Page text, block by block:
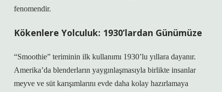
fenomendir.
Kökenlere Yolculuk: 1930’lardan Günümüze
“Smoothie” teriminin ilk kullanımı 1930’lu yıllara dayanır.
Amerika’da blenderların yaygınlaşmasıyla birlikte insanlar
meyve ve süt karışımlarını evde daha kolay hazırlamaya